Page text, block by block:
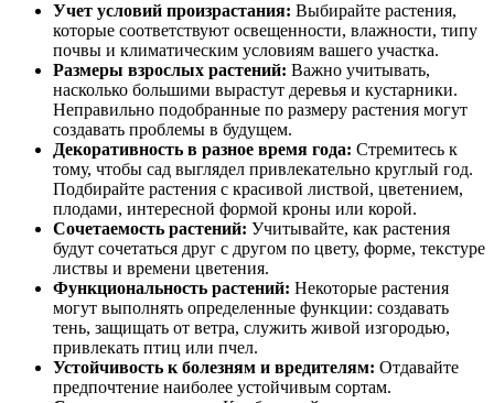
Учет условий произрастания: Выбирайте растения,
которые соответствуют освещенности, влажности, типу
почвы и климатическим условиям вашего участка.
Размеры взрослых растений: Важно учитывать,
насколько большими вырастут деревья и кустарники.
Неправильно подобранные по размеру растения могут
создавать проблемы в будущем.
Декоративность в разное время года: Стремитесь к
тому, чтобы сад выглядел привлекательно круглый год.
Подбирайте растения с красивой листвой, цветением,
плодами, интересной формой кроны или корой.
Сочетаемость растений: Учитывайте, как растения
будут сочетаться друг с другом по цвету, форме, текстуре
листвы и времени цветения.
Функциональность растений: Некоторые растения
могут выполнять определенные функции: создавать
тень, защищать от ветра, служить живой изгородью,
привлекать птиц или пчел.
Устойчивость к болезням и вредителям: Отдавайте
предпочтение наиболее устойчивым сортам.